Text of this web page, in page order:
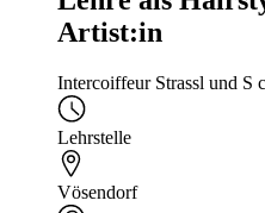
Artist:in
Intercoiffeur Strassl und S
Lehrstelle
Vösendorf